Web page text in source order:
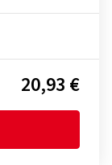
20,93 €